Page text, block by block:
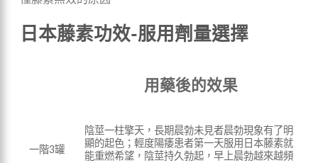
日本藤素功效-服用劑量選擇
用藥後的效果
一階3罐
陰莖一柱擎天，長期晨勃未見者晨勃現象有了明
顯的起色；輕度陽痿患者第一天服用日本藤素就
能重燃希望，陰莖持久勃起，早上晨勃越來越頻